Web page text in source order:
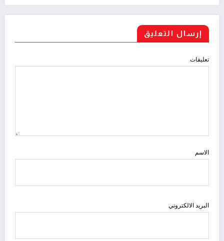
إرسال التعليق
تعليقات
الاسم
البريد الالكتروني